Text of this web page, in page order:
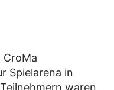
CroMa
Spielarena in
waren